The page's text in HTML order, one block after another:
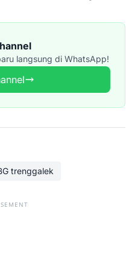
langsung di WhatsApp!
trenggalek